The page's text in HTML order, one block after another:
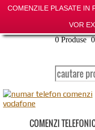
COMENZILE PLASATE IN
VOR
0 Produse 0
COMENZI